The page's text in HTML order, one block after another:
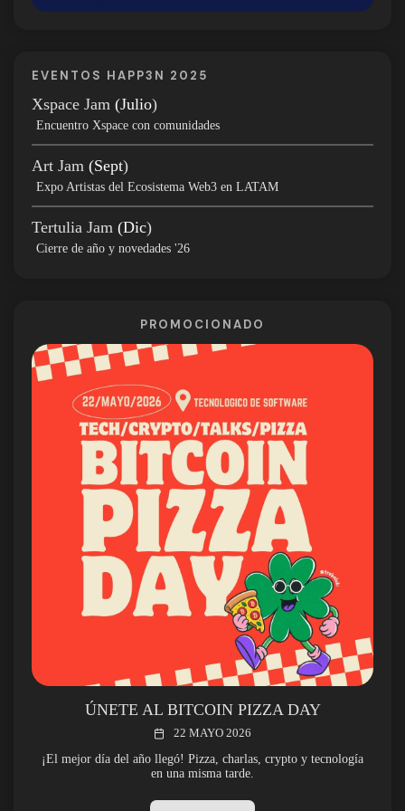
EVENTOS HAPP3N 2025
Xspace Jam (Julio)
Encuentro Xspace con comunidades
Art Jam (Sept)
Expo Artistas del Ecosistema Web3 en LATAM
Tertulia Jam (Dic)
Cierre de año y novedades '26
PROMOCIONADO
ÚNETE AL BITCOIN PIZZA DAY
22 MAYO 2026
¡El mejor día del año llegó! Pizza, charlas, crypto y tecnología
en una misma tarde.